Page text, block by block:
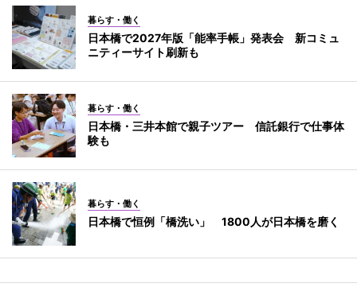
暮らす・働く
日本橋で2027年版「能率手帳」発表会 新コミュ
ニティーサイト刷新も
暮らす・働く
日本橋・三井本館で親子ツアー 信託銀行で仕事体
験も
暮らす・働く
日本橋で恒例「橋洗い」 1800人が日本橋を磨く